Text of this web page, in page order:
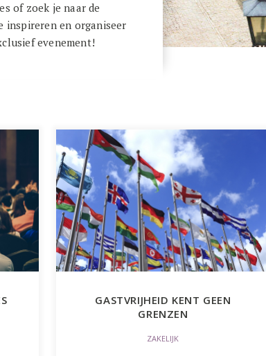
of zoek je naar de
inspireren en organiseer
evenement!
GASTVRIJHEID KENT GEEN
GRENZEN
ZAKELIJK